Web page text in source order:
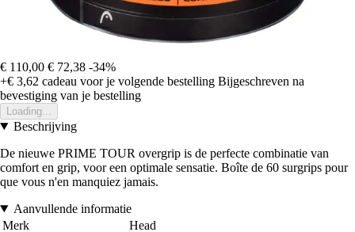
€ 110,00 € 72,38 -34%
+€ 3,62 cadeau voor je volgende bestelling Bijgeschreven na
bevestiging van je bestelling
Loading...
Beschrijving
De nieuwe PRIME TOUR overgrip is de perfecte combinatie van
comfort en grip, voor een optimale sensatie. Boîte de 60 surgrips pour
que vous n'en manquiez jamais.
Aanvullende informatie
Merk
Head